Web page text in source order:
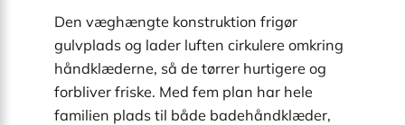
Den væghængte konstruktion frigør
gulvplads og lader luften cirkulere omkring
håndklæderne, så de tørrer hurtigere og
forbliver friske. Med fem plan har hele
familien plads til både badehåndklæder,